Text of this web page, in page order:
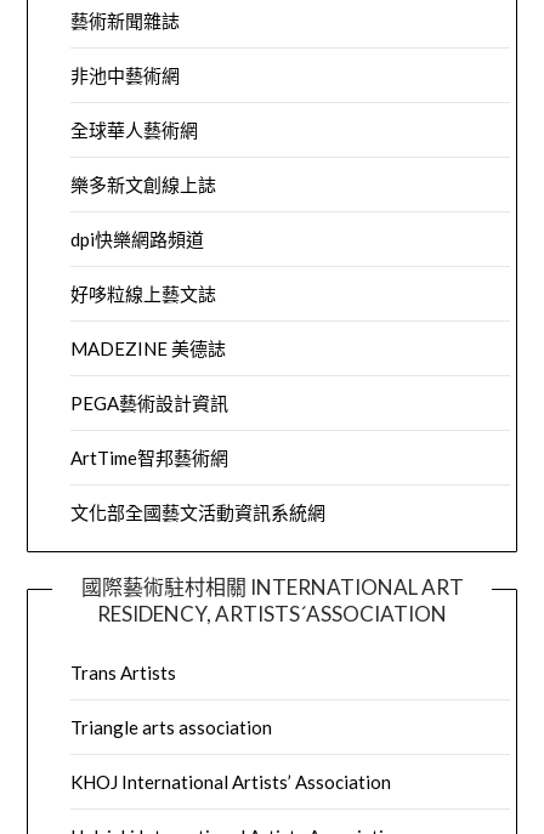
藝術新聞雜誌
非池中藝術網
全球華人藝術網
樂多新文創線上誌
dpi快樂網路頻道
好哆粒線上藝文誌
MADEZINE 美德誌
PEGA藝術設計資訊
ArtTime智邦藝術網
文化部全國藝文活動資訊系統網
國際藝術駐村相關 INTERNATIONAL ART
RESIDENCY, ARTISTS´ASSOCIATION
Trans Artists
Triangle arts association
KHOJ International Artists’ Association